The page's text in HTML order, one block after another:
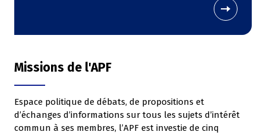
Missions de l'APF
Espace politique de débats, de propositions et
d’échanges d’informations sur tous les sujets d’intérêt
commun à ses membres, l’APF est investie de cinq